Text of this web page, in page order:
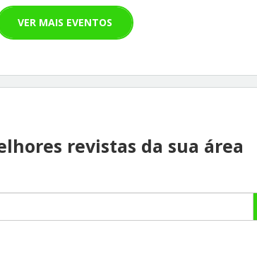
VER MAIS EVENTOS
revistas da sua área